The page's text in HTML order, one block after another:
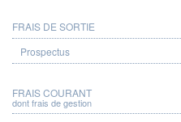
FRAIS DE SORTIE
FRAIS COURANT
dont frais de gestion